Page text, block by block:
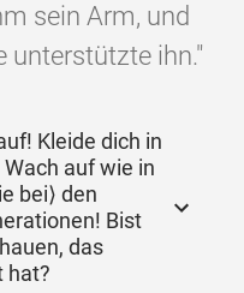
sein Arm, und
unterstützte ihn."
Kleide dich in
auf wie in
bei⟩ den
Bist
das
hat?